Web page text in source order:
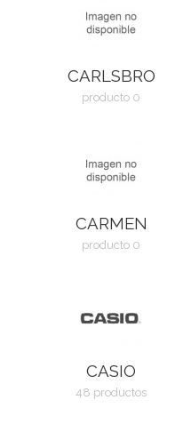
CARLSBRO
producto 0
CARMEN
producto 0
CASIO
48 productos